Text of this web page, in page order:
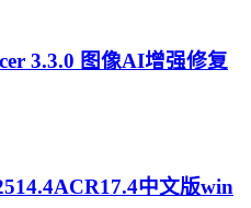
3.3.0 图像AI增强修复
中文版win